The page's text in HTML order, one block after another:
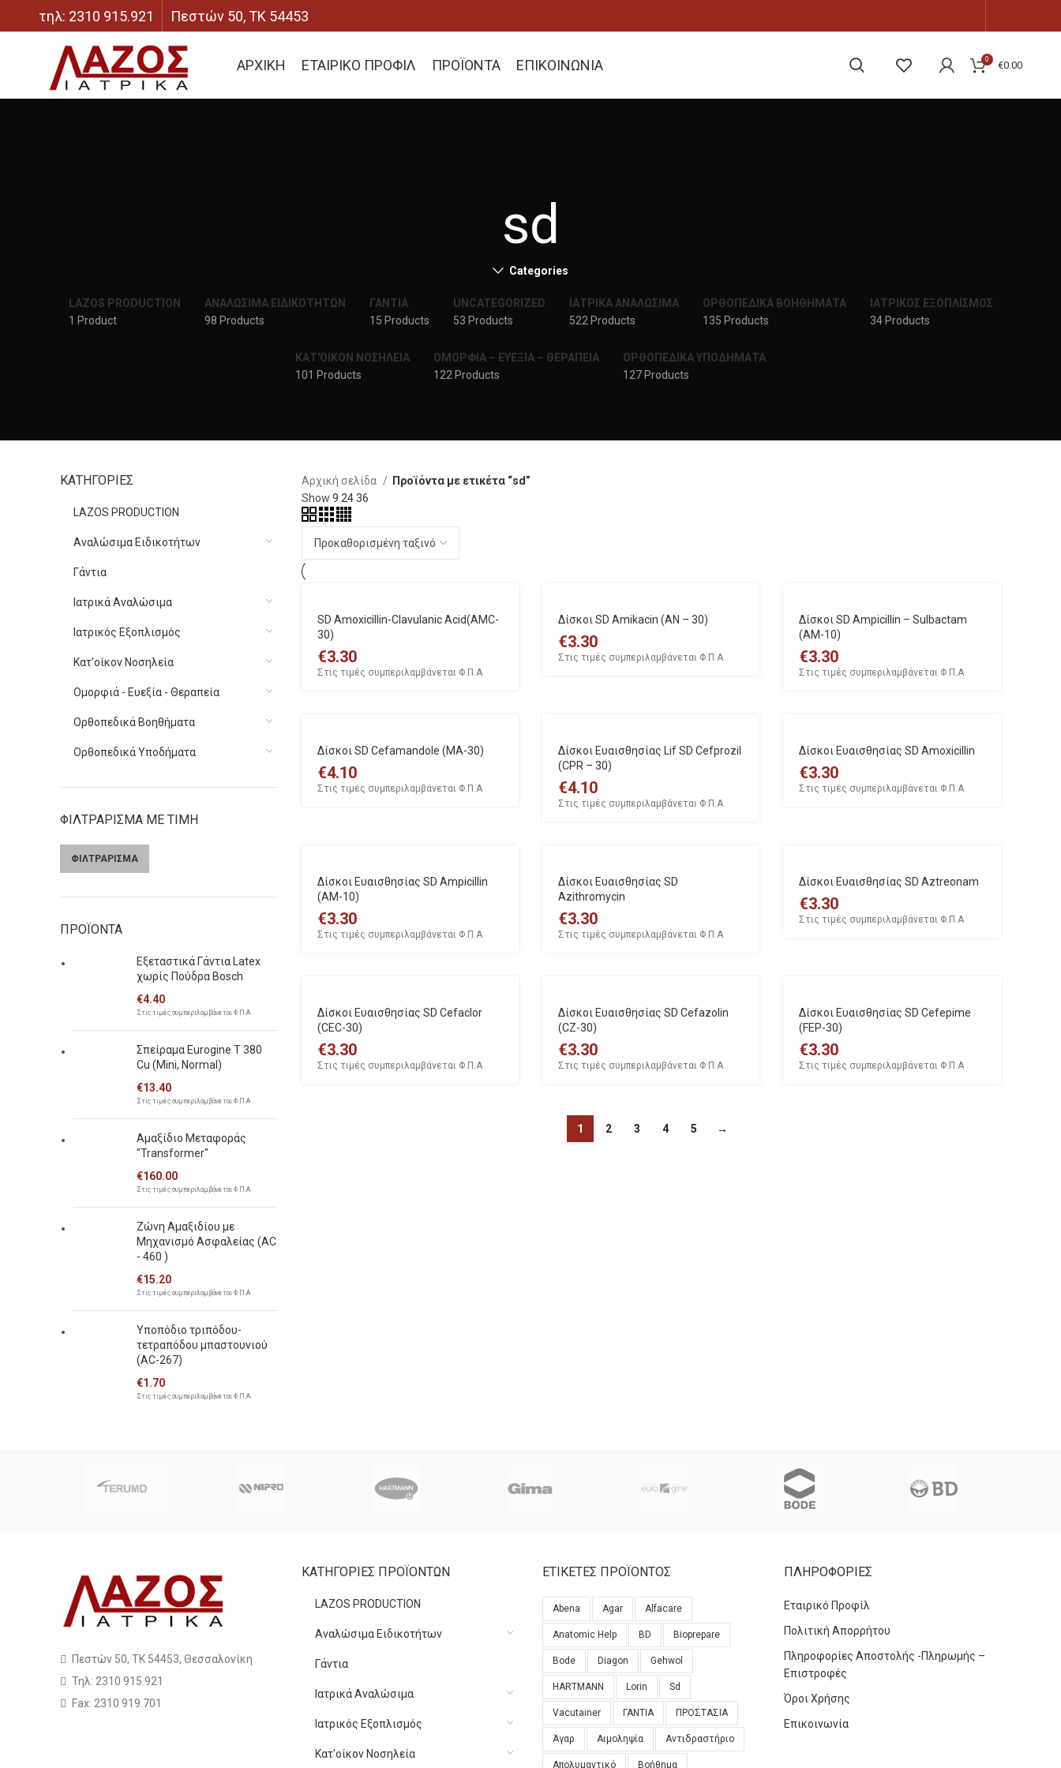
τηλ: 2310 915.921 Πεστών 50, ΤΚ 54453
ΑΡΧΙΚΗ ΕΤΑΙΡΙΚΟ ΠΡΟΦΙΛ ΠΡΟΪΟΝΤΑ ΕΠΙΚΟΙΝΩΝΙΑ 0
€0.00
sd
Categories
LAZOS PRODUCTION
1 Product
ΑΝΑΛΩΣΙΜΑ ΕΙΔΙΚΟΤΗΤΩΝ
98 Products
ΓΑΝΤΙΑ
15 Products
UNCATEGORIZED
53 Products
ΙΑΤΡΙΚΑ ΑΝΑΛΩΣΙΜΑ
522 Products
ΟΡΘΟΠΕΔΙΚΑ ΒΟΗΘΗΜΑΤΑ
135 Products
ΙΑΤΡΙΚΟΣ ΕΞΟΠΛΙΣΜΟΣ
34 Products
ΚΑΤ'ΟΙΚΟΝ ΝΟΣΗΛΕΙΑ
101 Products
ΟΜΟΡΦΙΑ – ΕΥΕΞΙΑ – ΘΕΡΑΠΕΙΑ
122 Products
ΟΡΘΟΠΕΔΙΚΑ ΥΠΟΔΗΜΑΤΑ
127 Products
ΚΑΤΗΓΟΡΙΕΣ
LAZOS PRODUCTION
Αναλώσιμα Ειδικοτήτων
Γάντια
Ιατρικά Αναλώσιμα
Ιατρικός Εξοπλισμός
Κατ'οίκον Νοσηλεία
Ομορφιά - Ευεξία - Θεραπεία
Ορθοπεδικά Βοηθήματα
Ορθοπεδικά Υποδήματα
ΦΙΛΤΡΑΡΙΣΜΑ ΜΕ ΤΙΜΗ
Ελάχιστη
Μέγιστη
ΦΙΛΤΡΑΡΙΣΜΑ
ΠΡΟΪΟΝΤΑ
Εξεταστικά Γάντια Latex
χωρίς Πούδρα Bosch
€4.40
Στις τιμές συμπεριλαμβάνεται Φ.Π.Α
Σπείραμα Eurogine Τ 380
Cu (Mini, Normal)
€13.40
Στις τιμές συμπεριλαμβάνεται Φ.Π.Α
Αμαξίδιο Μεταφοράς
"Transformer"
€160.00
Στις τιμές συμπεριλαμβάνεται Φ.Π.Α
Ζώνη Αμαξιδίου με
Μηχανισμό Ασφαλείας (AC
- 460 )
€15.20
Στις τιμές συμπεριλαμβάνεται Φ.Π.Α
Υποπόδιο τριπόδου-
τετραπόδου μπαστουνιού
(AC-267)
€1.70
Στις τιμές συμπεριλαμβάνεται Φ.Π.Α
Αρχική σελίδα
Προϊόντα με ετικέτα “sd”
Show 9 2436
SD Amoxicillin-Clavulanic Acid(AMC-
30)
€3.30
Στις τιμές συμπεριλαμβάνεται Φ.Π.Α
Δίσκοι SD Amikacin (AN – 30)
€3.30
Στις τιμές συμπεριλαμβάνεται Φ.Π.Α
Δίσκοι SD Ampicillin – Sulbactam
(AM-10)
€3.30
Στις τιμές συμπεριλαμβάνεται Φ.Π.Α
Δίσκοι SD Cefamandole (MA-30)
€4.10
Στις τιμές συμπεριλαμβάνεται Φ.Π.Α
Δίσκοι Ευαισθησίας Lif SD Cefprozil
(CPR – 30)
€4.10
Στις τιμές συμπεριλαμβάνεται Φ.Π.Α
Δίσκοι Ευαισθησίας SD Amoxicillin
€3.30
Στις τιμές συμπεριλαμβάνεται Φ.Π.Α
Δίσκοι Ευαισθησίας SD Ampicillin
(AM-10)
€3.30
Στις τιμές συμπεριλαμβάνεται Φ.Π.Α
Δίσκοι Ευαισθησίας SD
Azithromycin
€3.30
Στις τιμές συμπεριλαμβάνεται Φ.Π.Α
Δίσκοι Ευαισθησίας SD Aztreonam
€3.30
Στις τιμές συμπεριλαμβάνεται Φ.Π.Α
Δίσκοι Ευαισθησίας SD Cefaclor
(CEC-30)
€3.30
Στις τιμές συμπεριλαμβάνεται Φ.Π.Α
Δίσκοι Ευαισθησίας SD Cefazolin
(CZ-30)
€3.30
Στις τιμές συμπεριλαμβάνεται Φ.Π.Α
Δίσκοι Ευαισθησίας SD Cefepime
(FEP-30)
€3.30
Στις τιμές συμπεριλαμβάνεται Φ.Π.Α
1 2 3 4 5 →
Πεστών 50, ΤΚ 54453, Θεσσαλονίκη
Τηλ: 2310 915.921
Fax: 2310 919.701
ΚΑΤΗΓΟΡΙΕΣ ΠΡΟΪΟΝΤΩΝ
LAZOS PRODUCTION
Αναλώσιμα Ειδικοτήτων
Γάντια
Ιατρικά Αναλώσιμα
Ιατρικός Εξοπλισμός
Κατ'οίκον Νοσηλεία
ΕΤΙΚΕΤΕΣ ΠΡΟΪΟΝΤΟΣ
Abena Agar Alfacare
Anatomic Help BD Bioprepare
Bode Diagon Gehwol
HARTMANN Lorin Sd
Vacutainer ΓΑΝΤΙΑ ΠΡΟΣΤΑΣΙΑ
Άγαρ Αιμοληψία Αντιδραστήριο
Απολυμαντικό Βοήθημα
ΠΛΗΡΟΦΟΡΙΕΣ
Εταιρικό Προφίλ
Πολιτική Απορρήτου
Πληροφορίες Αποστολής -Πληρωμής –
Επιστροφές
Όροι Χρήσης
Επικοινωνία